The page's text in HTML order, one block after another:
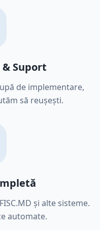
Suport
de implementare,
să reușești.
și alte sisteme.
automate.